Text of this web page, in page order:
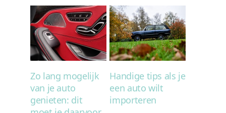
Zo lang mogelijk
van je auto
genieten: dit
Handige tips als je
een auto wilt
importeren